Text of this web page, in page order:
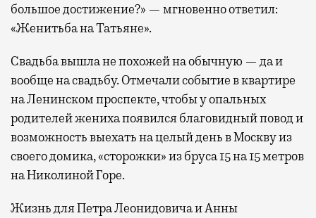
большое достижение?» — мгновенно ответил:
«Женитьба на Татьяне».
Свадьба вышла не похожей на обычную — да и
вообще на свадьбу. Отмечали событие в квартире
на Ленинском проспекте, чтобы у опальных
родителей жениха появился благовидный повод и
возможность выехать на целый день в Москву из
своего домика, «сторожки» из бруса 15 на 15 метров
на Николиной Горе.
Жизнь для Петра Леонидовича и Анны